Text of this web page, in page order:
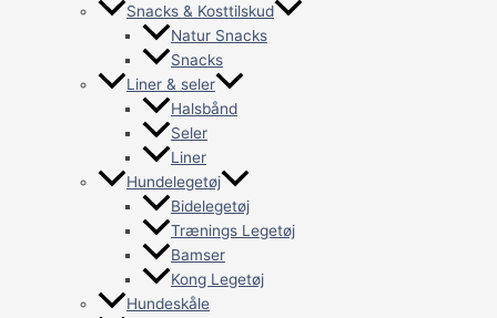
Snacks & Kosttilskud
Natur Snacks
Snacks
Liner & seler
Halsbånd
Seler
Liner
Hundelegetøj
Bidelegetøj
Trænings Legetøj
Bamser
Kong Legetøj
Hundeskåle